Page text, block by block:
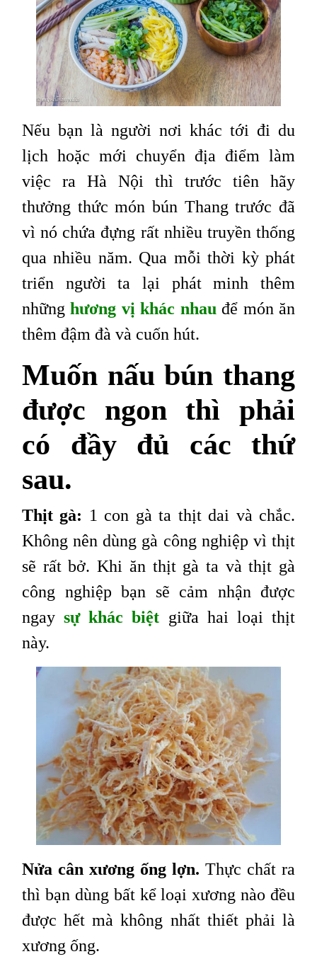
Nếu bạn là người nơi khác tới đi du
lịch hoặc mới chuyển địa điểm làm
việc ra Hà Nội thì trước tiên hãy
thưởng thức món bún Thang trước đã
vì nó chứa đựng rất nhiều truyền thống
qua nhiều năm. Qua mỗi thời kỳ phát
triển người ta lại phát minh thêm
nhữnghương vị khác nhau để món ăn
thêm đậm đà và cuốn hút.
Muốn nấu bún thang
được ngon thì phải
có đầy đủ các thứ
sau.
Thịt gà: 1 con gà ta thịt dai và chắc.
Không nên dùng gà công nghiệp vì thịt
sẽ rất bở. Khi ăn thịt gà ta và thịt gà
công nghiệp bạn sẽ cảm nhận được
ngaysự khác biệt giữa hai loại thịt
này.
Nửa cân xương ống lợn. Thực chất ra
thì bạn dùng bất kể loại xương nào đều
được hết mà không nhất thiết phải là
xương ống.